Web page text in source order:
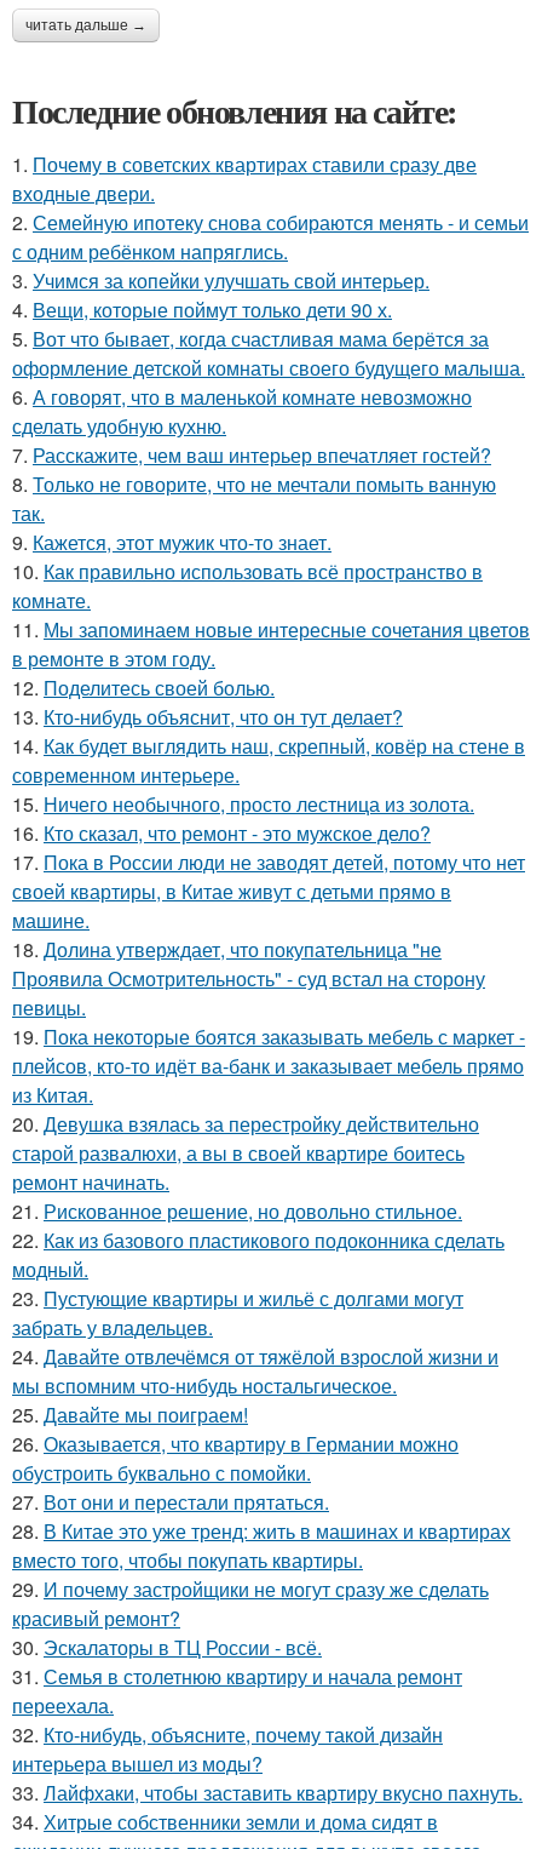
читать дальше →
Последние обновления на сайте:
1. Почему в советских квартирах ставили сразу две
входные двери.
2. Семейную ипотеку снова собираются менять - и семьи
с одним ребёнком напряглись.
3. Учимся за копейки улучшать свой интерьер.
4. Вещи, которые поймут только дети 90 х.
5. Вот что бывает, когда счастливая мама берётся за
оформление детской комнаты своего будущего малыша.
6. А говорят, что в маленькой комнате невозможно
сделать удобную кухню.
7. Расскажите, чем ваш интерьер впечатляет гостей?
8. Только не говорите, что не мечтали помыть ванную
так.
9. Кажется, этот мужик что-то знает.
10. Как правильно использовать всё пространство в
комнате.
11. Мы запоминаем новые интересные сочетания цветов
в ремонте в этом году.
12. Поделитесь своей болью.
13. Кто-нибудь объяснит, что он тут делает?
14. Как будет выглядить наш, скрепный, ковёр на стене в
современном интерьере.
15. Ничего необычного, просто лестница из золота.
16. Кто сказал, что ремонт - это мужское дело?
17. Пока в России люди не заводят детей, потому что нет
своей квартиры, в Китае живут с детьми прямо в
машине.
18. Долина утверждает, что покупательница "не
Проявила Осмотрительность" - суд встал на сторону
певицы.
19. Пока некоторые боятся заказывать мебель с маркет -
плейсов, кто-то идёт ва-банк и заказывает мебель прямо
из Китая.
20. Девушка взялась за перестройку действительно
старой развалюхи, а вы в своей квартире боитесь
ремонт начинать.
21. Рискованное решение, но довольно стильное.
22. Как из базового пластикового подоконника сделать
модный.
23. Пустующие квартиры и жильё с долгами могут
забрать у владельцев.
24. Давайте отвлечёмся от тяжёлой взрослой жизни и
мы вспомним что-нибудь ностальгическое.
25. Давайте мы поиграем!
26. Оказывается, что квартиру в Германии можно
обустроить буквально с помойки.
27. Вот они и перестали прятаться.
28. В Китае это уже тренд: жить в машинах и квартирах
вместо того, чтобы покупать квартиры.
29. И почему застройщики не могут сразу же сделать
красивый ремонт?
30. Эскалаторы в ТЦ России - всё.
31. Семья в столетнюю квартиру и начала ремонт
переехала.
32. Кто-нибудь, объясните, почему такой дизайн
интерьера вышел из моды?
33. Лайфхаки, чтобы заставить квартиру вкусно пахнуть.
34. Хитрые собственники земли и дома сидят в